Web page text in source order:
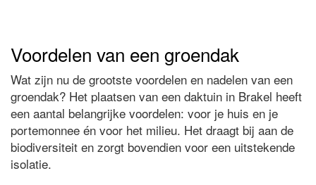
Voordelen van een groendak
Wat zijn nu de grootste voordelen en nadelen van een
groendak? Het plaatsen van een daktuin in Brakel heeft
een aantal belangrijke voordelen: voor je huis en je
portemonnee én voor het milieu. Het draagt bij aan de
biodiversiteit en zorgt bovendien voor een uitstekende
isolatie.